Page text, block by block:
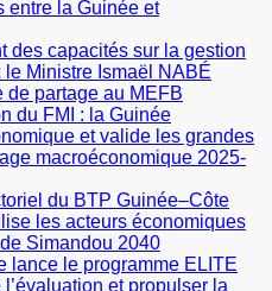
entre la Guinée et
des capacités sur la gestion
Ministre Ismaël NABÉ
de partage au MEFB
du FMI : la Guinée
et valide les grandes
macroéconomique 2025-
du BTP Guinée–Côte
les acteurs économiques
Simandou 2040
lance le programme ELITE
et propulser la